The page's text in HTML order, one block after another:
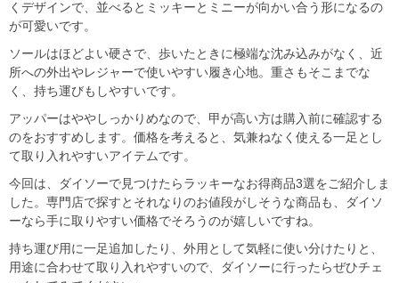
くデザインで、並べるとミッキーとミニーが向かい合う形になるの
が可愛いです。
ソールはほどよい硬さで、歩いたときに極端な沈み込みがなく、近
所への外出やレジャーで使いやすい履き心地。重さもそこまでな
く、持ち運びもしやすいです。
アッパーはややしっかりめなので、甲が高い方は購入前に確認する
のをおすすめします。価格を考えると、気兼ねなく使える一足とし
て取り入れやすいアイテムです。
今回は、ダイソーで見つけたらラッキーなお得商品3選をご紹介しま
した。専門店で探すとそれなりのお値段がしそうな商品も、ダイソ
ーなら手に取りやすい価格でそろうのが嬉しいですね。
持ち運び用に一足追加したり、外用として気軽に使い分けたりと、
用途に合わせて取り入れやすいので、ダイソーに行ったらぜひチェ